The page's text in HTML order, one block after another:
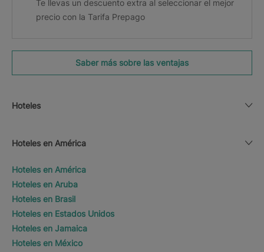
Te llevas un descuento extra al seleccionar el mejor
precio con la Tarifa Prepago
Saber más sobre las ventajas
Hoteles
Hoteles en América
Hoteles en América
Hoteles en Aruba
Hoteles en Brasil
Hoteles en Estados Unidos
Hoteles en Jamaica
Hoteles en México